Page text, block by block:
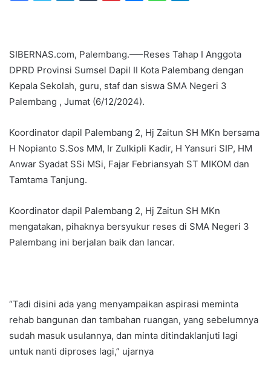
SIBERNAS.com, Palembang.—–Reses Tahap I Anggota
DPRD Provinsi Sumsel Dapil II Kota Palembang dengan
Kepala Sekolah, guru, staf dan siswa SMA Negeri 3
Palembang , Jumat (6/12/2024).
Koordinator dapil Palembang 2, Hj Zaitun SH MKn bersama
H Nopianto S.Sos MM, Ir Zulkipli Kadir, H Yansuri SIP, HM
Anwar Syadat SSi MSi, Fajar Febriansyah ST MIKOM dan
Tamtama Tanjung.
Koordinator dapil Palembang 2, Hj Zaitun SH MKn
mengatakan, pihaknya bersyukur reses di SMA Negeri 3
Palembang ini berjalan baik dan lancar.
“Tadi disini ada yang menyampaikan aspirasi meminta
rehab bangunan dan tambahan ruangan, yang sebelumnya
sudah masuk usulannya, dan minta ditindaklanjuti lagi
untuk nanti diproses lagi,” ujarnya